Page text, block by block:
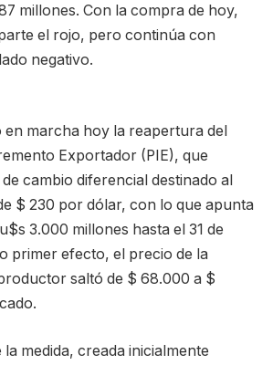
millones. Con la compra de hoy,
el rojo, pero continúa con
negativo.
en marcha hoy la reapertura del
Exportador (PIE), que
cambio diferencial destinado al
$ 230 por dólar, con lo que apunta
3.000 millones hasta el 31 de
primer efecto, el precio de la
saltó de $ 68.000 a $
la medida, creada inicialmente